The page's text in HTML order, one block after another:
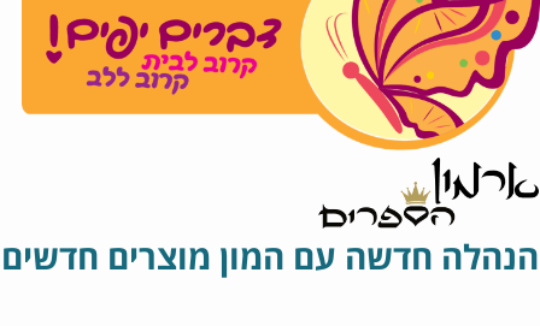
הנהלה חדשה עם המון מוצרים חדשים